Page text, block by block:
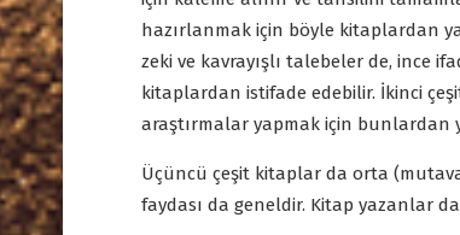
hazırlanmak için böyle kitaplardan
zeki ve kavrayışlı talebeler de, ince
kitaplardan istifade edebilir. İkinci
araştırmalar yapmak için bunlardan
Üçüncü çeşit kitaplar da orta
faydası da geneldir. Kitap yazanlar